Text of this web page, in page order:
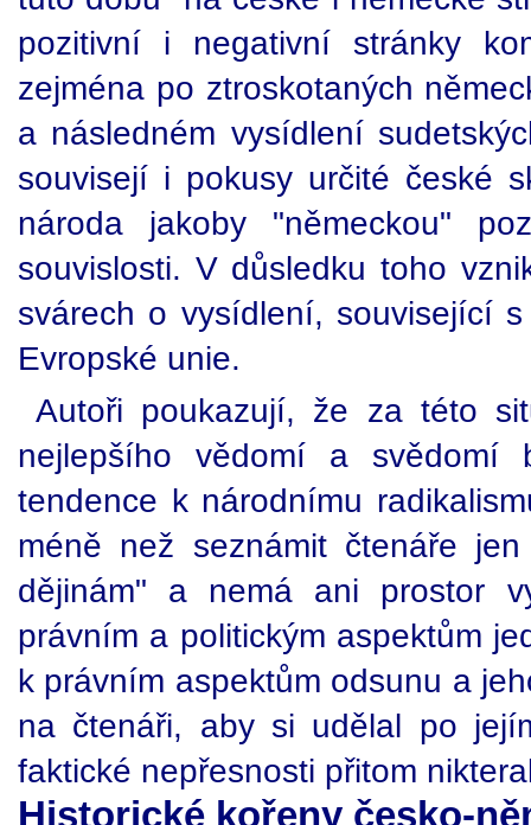
pozitivní i negativní stránky
zejména po ztroskotaných
a následném vysídlení
souvisejí i pokusy určité české
národa jakoby "německou"
souvislosti. V důsledku toho
svárech o vysídlení, související
Evropské unie.
Autoři poukazují, že za této
nejlepšího vědomí a svědomí
tendence k národnímu
méně než seznámit čtenáře
dějinám" a nemá ani prostor
právním a politickým aspektům
k právním aspektům odsunu a
na čtenáři, aby si udělal po
faktické nepřesnosti přitom
Historické kořeny česko-